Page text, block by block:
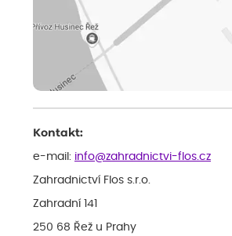
Kontakt:
e-mail: info@zahradnictvi-flos.cz
Zahradnictví Flos s.r.o.
Zahradní 141
250 68 Řež u Prahy